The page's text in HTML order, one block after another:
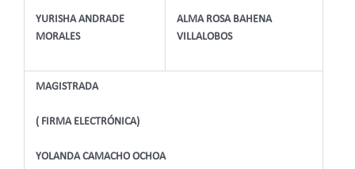
YURISHA ANDRADE
MORALES
ALMA ROSA BAHENA
VILLALOBOS
MAGISTRADA
( FIRMA ELECTRÓNICA)
YOLANDA CAMACHO OCHOA